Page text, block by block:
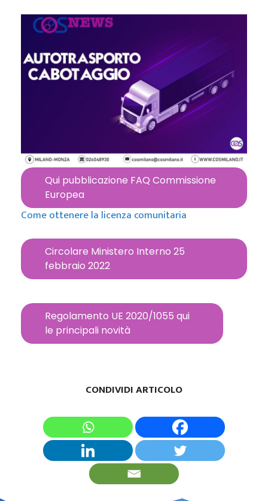
Qui pubblicazione FAQ Commissione
Europea
Come ottenere la licenza comunitaria
Circolare Ministero Interno 25
febbraio 2022
Regolamento UE 2020/1055 qui
le principali novità
CONDIVIDI ARTICOLO